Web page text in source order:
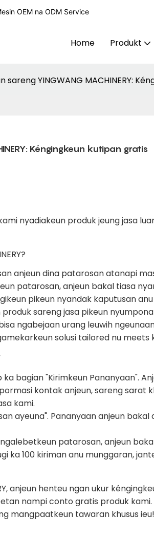
OEM na ODM Service
Home Produkt
sareng YINGWANG MACHINERY:
Kéngingkeun kutipan gratis
nyadiakeun produk jeung jasa
anjeun dina patarosan atanapi
patarosan, anjeun bakal tiasa
pikeun nyandak kaputusan
produk sareng jasa pikeun
ngabejaan urang leuwih
solusi tailored nu meets
bagian "Kirimkeun Pananyaan".
kontak anjeun, sareng sarat
kami.
ayeuna". Pananyaan anjeun bakal
patarosan, anjeun
ka 100 kiriman anu munggaran,
anjeun henteu ngan ukur
nampi conto gratis produk
mangpaatkeun tawaran khusus ieu!